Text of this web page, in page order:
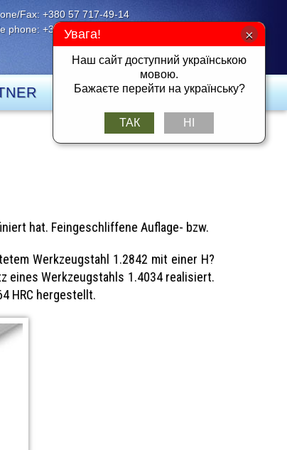
Fax: +380 57 717-49-14
phone: +380 50 401-26-25
DE
KONTACT
hat. Feingeschliffene Auflage- bzw.
Werkzeugstahl 1.2842 mit einer H?
eines Werkzeugstahls 1.4034 realisiert.
HRC hergestellt.
Увага!
Наш сайт доступний українською
мовою.
Бажаєте перейти на українську?
ТАК НІ